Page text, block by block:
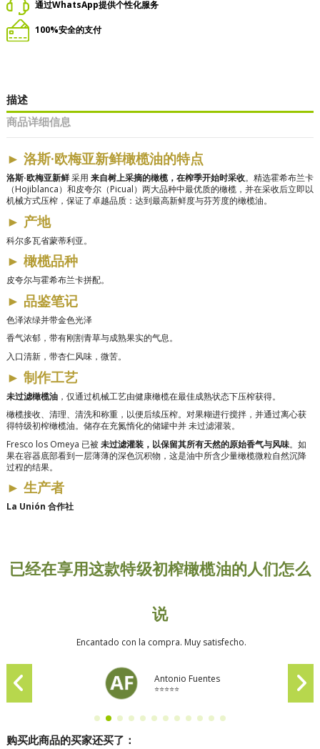
通过WhatsApp提供个性化服务
100%安全的支付
描述
商品详细信息
► 洛斯·欧梅亚新鲜橄榄油的特点
洛斯·欧梅亚新鲜采用 来自树上采摘的橄榄，在榨季开始时采收。精选霍希布兰卡
（Hojiblanca）和皮夸尔（Picual）两大品种中最优质的橄榄，并在采收后立即以
机械方式压榨，保证了卓越品质：达到最高新鲜度与芬芳度的橄榄油。
► 产地
科尔多瓦省蒙蒂利亚。
► 橄榄品种
皮夸尔与霍希布兰卡拼配。
► 品鉴笔记
色泽浓绿并带金色光泽
香气浓郁，带有刚割青草与成熟果实的气息。
入口清新，带杏仁风味，微苦。
► 制作工艺
未过滤橄榄油 ，仅通过机械工艺由健康橄榄在最佳成熟状态下压榨获得。
橄榄接收、清理、清洗和称重，以便后续压榨。对果糊进行搅拌，并通过离心获
得特级初榨橄榄油。储存在充氮惰化的储罐中并未过滤灌装。
Fresco los Omeya 已被未过滤灌装，以保留其所有天然的原始香气与风味。如
果在容器底部看到一层薄薄的深色沉积物，这是油中所含少量橄榄微粒自然沉降
过程的结果。
► 生产者
La Unión 合作社
已经在享用这款特级初榨橄榄油的人们怎么
说
Encantado con la compra. Muy satisfecho.
Antonio Fuentes
⭐⭐⭐⭐⭐
购买此商品的买家还买了：